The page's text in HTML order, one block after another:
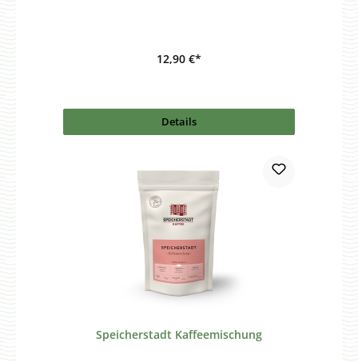
12,90 €*
Details
Speicherstadt Kaffeemischung